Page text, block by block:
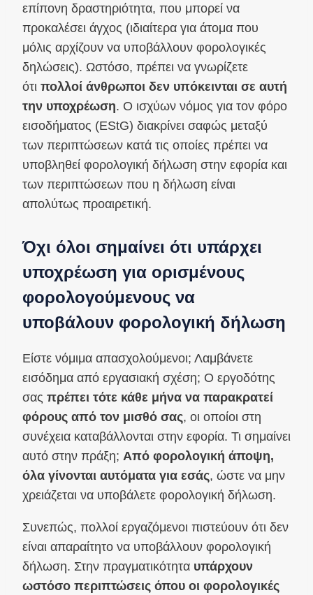
επίπονη δραστηριότητα, που μπορεί να
προκαλέσει άγχος (ιδιαίτερα για άτομα που
μόλις αρχίζουν να υποβάλλουν φορολογικές
δηλώσεις). Ωστόσο, πρέπει να γνωρίζετε
ότι πολλοί άνθρωποι δεν υπόκεινται σε αυτή
την υποχρέωση. Ο ισχύων νόμος για τον φόρο
εισοδήματος (EStG) διακρίνει σαφώς μεταξύ
των περιπτώσεων κατά τις οποίες πρέπει να
υποβληθεί φορολογική δήλωση στην εφορία και
των περιπτώσεων που η δήλωση είναι
απολύτως προαιρετική.
Όχι όλοι σημαίνει ότι υπάρχει
υποχρέωση για ορισμένους
φορολογούμενους να
υποβάλουν φορολογική δήλωση
Είστε νόμιμα απασχολούμενοι; Λαμβάνετε
εισόδημα από εργασιακή σχέση; Ο εργοδότης
σας πρέπει τότε κάθε μήνα να παρακρατεί
φόρους από τον μισθό σας, οι οποίοι στη
συνέχεια καταβάλλονται στην εφορία. Τι σημαίνει
αυτό στην πράξη; Από φορολογική άποψη,
όλα γίνονται αυτόματα για εσάς, ώστε να μην
χρειάζεται να υποβάλετε φορολογική δήλωση.
Συνεπώς, πολλοί εργαζόμενοι πιστεύουν ότι δεν
είναι απαραίτητο να υποβάλλουν φορολογική
δήλωση. Στην πραγματικότητα υπάρχουν
ωστόσο περιπτώσεις όπου οι φορολογικές